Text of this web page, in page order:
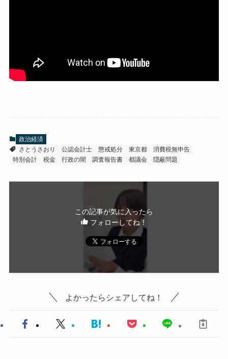
政治経済
さとうさおり
公認会計士 懲戒処分 東京都
消費税無申告
特別会計
税金 行政の闇 調査報告書 都議会 隠蔽問題
この記事が気に入ったら
フォローしてね！
よかったらシェアしてね！